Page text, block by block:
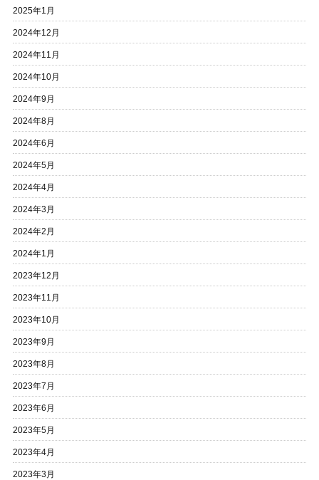
2025年1月
2024年12月
2024年11月
2024年10月
2024年9月
2024年8月
2024年6月
2024年5月
2024年4月
2024年3月
2024年2月
2024年1月
2023年12月
2023年11月
2023年10月
2023年9月
2023年8月
2023年7月
2023年6月
2023年5月
2023年4月
2023年3月